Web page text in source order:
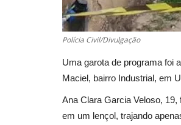
Polícia Civil/Divulgação
Uma garota de programa foi
Maciel, bairro Industrial, em
Ana Clara Garcia Veloso,
em um lençol, trajando